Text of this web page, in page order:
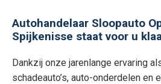
Autohandelaar Sloopauto
Spijkenisse staat voor u
Dankzij onze jarenlange ervaring
schadeauto’s, auto-onderdelen en